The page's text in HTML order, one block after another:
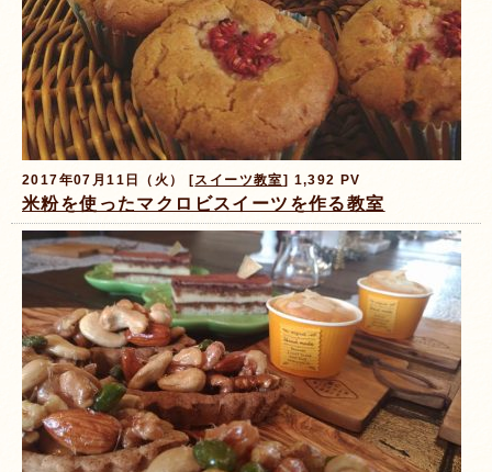
2017年07月11日（火） [スイーツ教室] 1,392 PV
米粉を使ったマクロビスイーツを作る教室